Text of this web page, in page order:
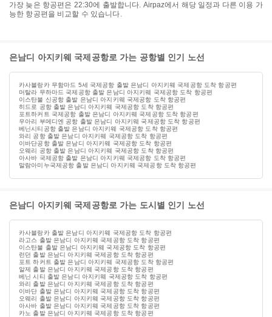
가장 늦은 항공편은 22:30에 출발합니다. Airpaz에서 해당 일정과 다른 이용 가
능한 항공편을 비교할 수 있습니다.
은남디 아지키웨 국제공항로 가는 공항별 인기 노선
카사블랑카 무함마드 5세 국제공항 출발 은남디 아지키웨 국제공항 도착 항공편
머탈라 무하마드 국제공항 출발 은남디 아지키웨 국제공항 도착 항공편
이스탄불 신공항 출발 은남디 아지키웨 국제공항 도착 항공편
히드로 공항 출발 은남디 아지키웨 국제공항 도착 항공편
포트하커트 국제공항 출발 은남디 아지키웨 국제공항 도착 항공편
우아리 부메디엔 공항 출발 은남디 아지키웨 국제공항 도착 항공편
베닌시티공항 출발 은남디 아지키웨 국제공항 도착 항공편
와리 공항 출발 은남디 아지키웨 국제공항 도착 항공편
이바단공항 출발 은남디 아지키웨 국제공항 도착 항공편
오웨리 공항 출발 은남디 아지키웨 국제공항 도착 항공편
아사바 국제공항 출발 은남디 아지키웨 국제공항 도착 항공편
말람아미누국제공항 출발 은남디 아지키웨 국제공항 도착 항공편
은남디 아지키웨 국제공항로 가는 도시별 인기 노선
카사블랑카 출발 은남디 아지키웨 국제공항 도착 항공편
라고스 출발 은남디 아지키웨 국제공항 도착 항공편
이스탄불 출발 은남디 아지키웨 국제공항 도착 항공편
런던 출발 은남디 아지키웨 국제공항 도착 항공편
포트 하커트 출발 은남디 아지키웨 국제공항 도착 항공편
알제 출발 은남디 아지키웨 국제공항 도착 항공편
베닌 시티 출발 은남디 아지키웨 국제공항 도착 항공편
와리 출발 은남디 아지키웨 국제공항 도착 항공편
이바단 출발 은남디 아지키웨 국제공항 도착 항공편
오웨리 출발 은남디 아지키웨 국제공항 도착 항공편
아사바 출발 은남디 아지키웨 국제공항 도착 항공편
카노 출발 은남디 아지키웨 국제공항 도착 항공편